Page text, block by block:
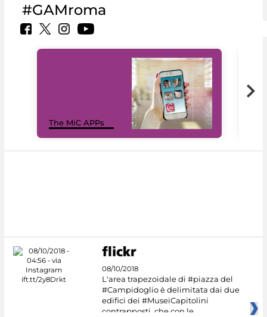
#GAMroma
The MiC APPs
08/10/2018
L'area trapezoidale di #piazza del
#Campidoglio è delimitata dai due
edifici dei #MuseiCapitolini
contrapposti, che con le